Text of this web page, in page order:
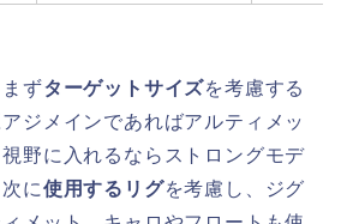
ずターゲットサイズを考慮する
ジメインであればアルティメッ
野に入れるならストロングモデ
に使用するリグを考慮し、ジグ